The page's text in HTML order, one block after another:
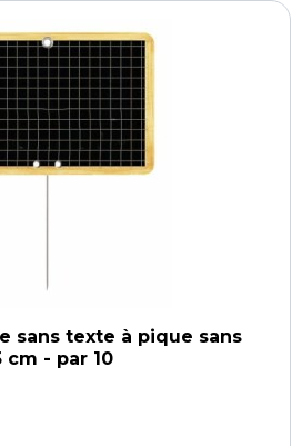
sans texte à pique sans
cm - par 10